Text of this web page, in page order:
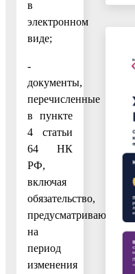
в
электронном
виде;
-
документы,
перечисленные
в пункте
4 статьи
64 НК
РФ,
включая
обязательство,
предусматривающее
на
период
изменения